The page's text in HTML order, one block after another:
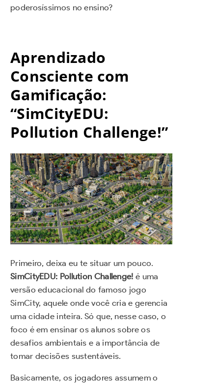
poderosíssimos no ensino?
Aprendizado
Consciente com
Gamificação:
“SimCityEDU:
Pollution Challenge!”
Primeiro, deixa eu te situar um pouco.
SimCityEDU: Pollution Challenge! é uma
versão educacional do famoso jogo
SimCity, aquele onde você cria e gerencia
uma cidade inteira. Só que, nesse caso, o
foco é em ensinar os alunos sobre os
desafios ambientais e a importância de
tomar decisões sustentáveis.
Basicamente, os jogadores assumem o